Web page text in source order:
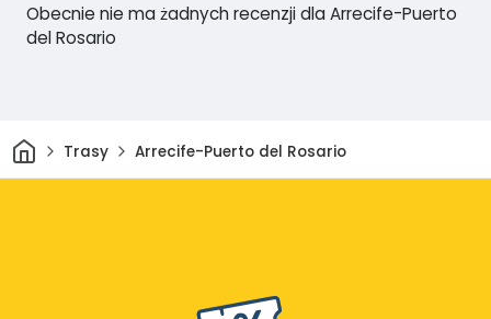
Obecnie nie ma żadnych recenzji dla Arrecife-Puerto
del Rosario
DomTrasy Arrecife-Puerto del Rosario